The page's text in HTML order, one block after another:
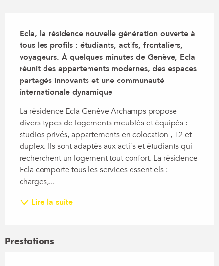
Ecla, la résidence nouvelle génération ouverte à
tous les profils : étudiants, actifs, frontaliers,
voyageurs. À quelques minutes de Genève, Ecla
réunit des appartements modernes, des espaces
partagés innovants et une communauté
internationale dynamique
La résidence Ecla Genève Archamps propose
divers types de logements meublés et équipés :
studios privés, appartements en colocation , T2 et
duplex. Ils sont adaptés aux actifs et étudiants qui
recherchent un logement tout confort. La résidence
Ecla comporte tous les services essentiels :
charges,...
Lire la suite
Prestations